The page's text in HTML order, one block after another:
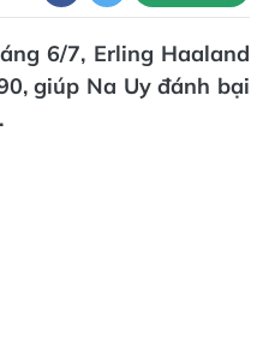
6/7, Erling Haaland
giúp Na Uy đánh bại